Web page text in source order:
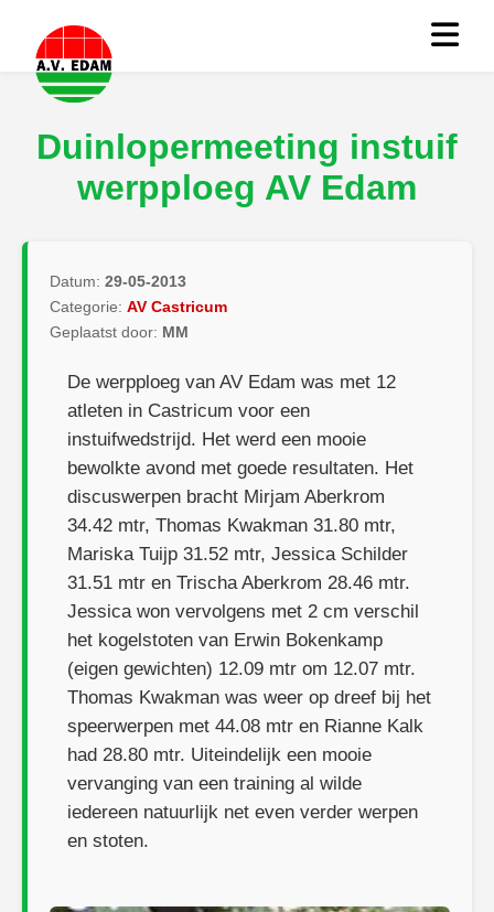
Duinlopermeeting instuif
werpploeg AV Edam
Datum: 29-05-2013
Categorie: AV Castricum
Geplaatst door: MM
De werpploeg van AV Edam was met 12
atleten in Castricum voor een
instuifwedstrijd. Het werd een mooie
bewolkte avond met goede resultaten. Het
discuswerpen bracht Mirjam Aberkrom
34.42 mtr, Thomas Kwakman 31.80 mtr,
Mariska Tuijp 31.52 mtr, Jessica Schilder
31.51 mtr en Trischa Aberkrom 28.46 mtr.
Jessica won vervolgens met 2 cm verschil
het kogelstoten van Erwin Bokenkamp
(eigen gewichten) 12.09 mtr om 12.07 mtr.
Thomas Kwakman was weer op dreef bij het
speerwerpen met 44.08 mtr en Rianne Kalk
had 28.80 mtr. Uiteindelijk een mooie
vervanging van een training al wilde
iedereen natuurlijk net even verder werpen
en stoten.